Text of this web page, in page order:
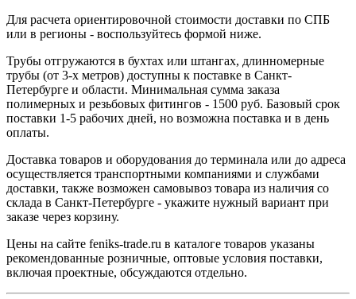
Для расчета ориентировочной стоимости доставки по СПБ
или в регионы - воспользуйтесь формой ниже.
Трубы отгружаются в бухтах или штангах, длинномерные
трубы (от 3-х метров) доступны к поставке в Санкт-
Петербурге и области. Минимальная сумма заказа
полимерных и резьбовых фитингов - 1500 руб. Базовый срок
поставки 1-5 рабочих дней, но возможна поставка и в день
оплаты.
Доставка товаров и оборудования до терминала или до адреса
осуществляется транспортными компаниями и службами
доставки, также возможен самовывоз товара из наличия со
склада в Санкт-Петербурге - укажите нужный вариант при
заказе через корзину.
Цены на сайте feniks-trade.ru в каталоге товаров указаны
рекомендованные розничные, оптовые условия поставки,
включая проектные, обсуждаются отдельно.